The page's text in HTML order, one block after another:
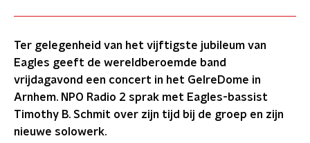
Ter gelegenheid van het vijftigste jubileum van
Eagles geeft de wereldberoemde band
vrijdagavond een concert in het GelreDome in
Arnhem. NPO Radio 2 sprak met Eagles-bassist
Timothy B. Schmit over zijn tijd bij de groep en zijn
nieuwe solowerk.